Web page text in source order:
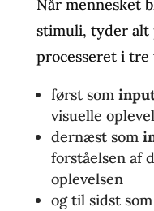
Når mennesket
stimuli, tyder alt
processeret i
først som
visuelle
dernæst som
forståelsen af
oplevelsen
og til sidst som